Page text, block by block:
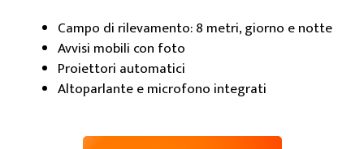
Campo di rilevamento: 8 metri, giorno e notte
Avvisi mobili con foto
Proiettori automatici
Altoparlante e microfono integrati